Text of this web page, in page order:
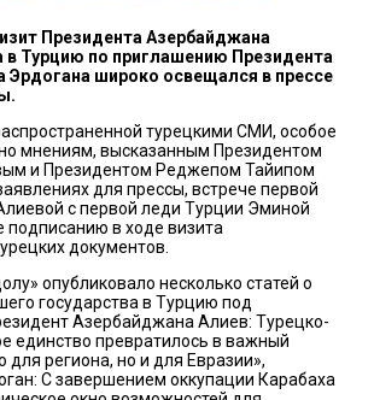
Президента Азербайджана
в Турцию по приглашению Президента
Эрдогана широко освещался в прессе
турецкими СМИ, особое
мнениям, высказанным Президентом
и Президентом Реджепом Тайипом
для прессы, встрече первой
с первой леди Турции Эминой
подписанию в ходе визита
документов.
опубликовало несколько статей о
государства в Турцию под
Азербайджана Алиев: Турецко-
единство превратилось в важный
для региона, но и для Евразии»,
С завершением оккупации Карабаха